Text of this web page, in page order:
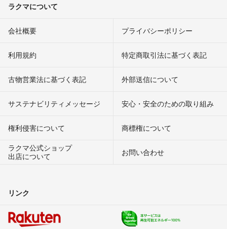
ラクマについて
会社概要 プライバシーポリシー
利用規約 特定商取引法に基づく表記
古物営業法に基づく表記 外部送信について
サステナビリティメッセージ 安心・安全のための取り組み
権利侵害について
商標権について
ラクマ公式ショップ
出店について
お問い合わせ
リンク